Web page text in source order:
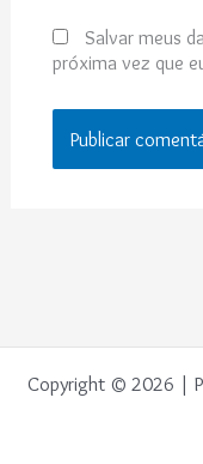
Salvar meus
próxima vez que
Copyright © 2026 |